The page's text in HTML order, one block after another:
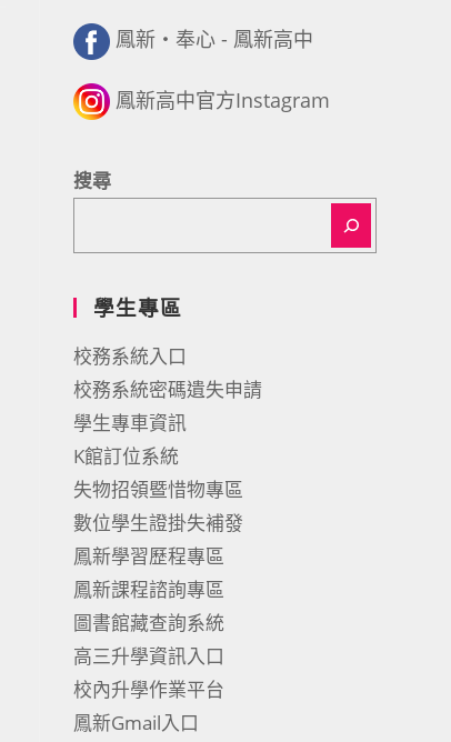
鳳新・奉心 - 鳳新高中
鳳新高中官方Instagram
搜尋
學生專區
校務系統入口
校務系統密碼遺失申請
學生專車資訊
K館訂位系統
失物招領暨惜物專區
數位學生證掛失補發
鳳新學習歷程專區
鳳新課程諮詢專區
圖書館藏查詢系統
高三升學資訊入口
校內升學作業平台
鳳新Gmail入口